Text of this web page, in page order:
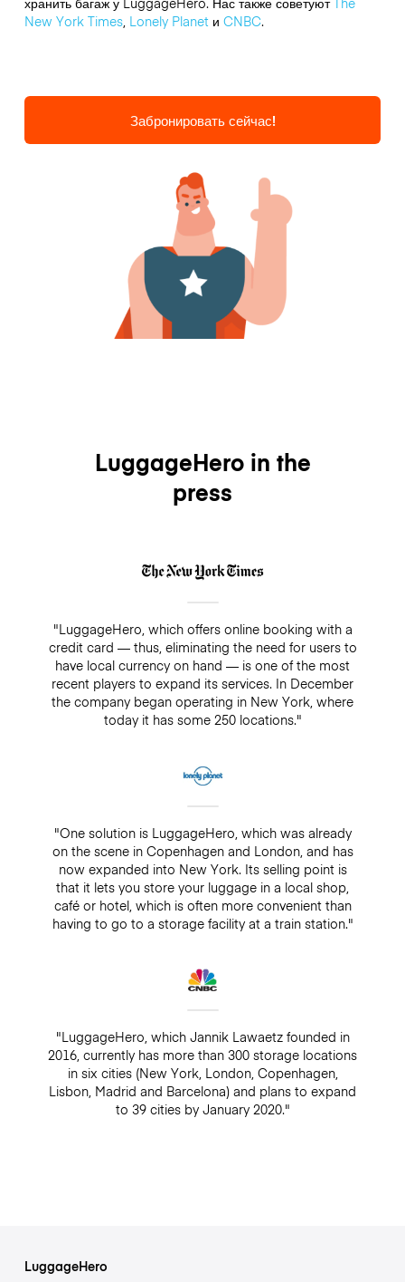
New York Times, Lonely Planetи CNBC.
Забронировать сейчас!
LuggageHero in the
press
"LuggageHero, which offers online booking with a
credit card — thus, eliminating the need for users to
have local currency on hand — is one of the most
recent players to expand its services. In December
the company began operating in New York, where
today it has some 250 locations."
"One solution is LuggageHero, which was already
on the scene in Copenhagen and London, and has
now expanded into New York. Its selling point is
that it lets you store your luggage in a local shop,
café or hotel, which is often more convenient than
having to go to a storage facility at a train station."
"LuggageHero, which Jannik Lawaetz founded in
2016, currently has more than 300 storage locations
in six cities (New York, London, Copenhagen,
Lisbon, Madrid and Barcelona) and plans to expand
to 39 cities by January 2020."
LuggageHero